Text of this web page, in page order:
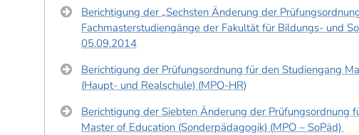
Berichtigung der „Sechsten Änderung der
Fachmasterstudiengänge der Fakultät für Bildungs- und
05.09.2014
Berichtigung der Prüfungsordnung für den Studiengang
(Haupt- und Realschule) (MPO-HR)
Berichtigung der Siebten Änderung der Prüfungsordnung
Master of Education (Sonderpädagogik) (MPO – SoPäd)